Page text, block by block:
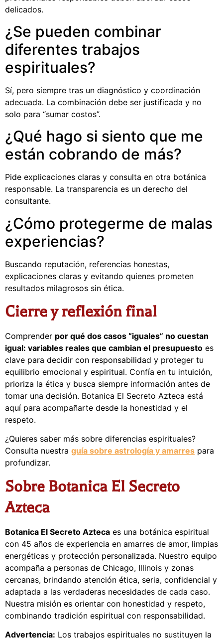
delicados.
¿Se pueden combinar
diferentes trabajos
espirituales?
Sí, pero siempre tras un diagnóstico y coordinación
adecuada. La combinación debe ser justificada y no
solo para “sumar costos”.
¿Qué hago si siento que me
están cobrando de más?
Pide explicaciones claras y consulta en otra botánica
responsable. La transparencia es un derecho del
consultante.
¿Cómo protegerme de malas
experiencias?
Buscando reputación, referencias honestas,
explicaciones claras y evitando quienes prometen
resultados milagrosos sin ética.
Cierre y reflexión final
Comprender por qué dos casos “iguales” no cuestan
igual: variables reales que cambian el presupuesto es
clave para decidir con responsabilidad y proteger tu
equilibrio emocional y espiritual. Confía en tu intuición,
prioriza la ética y busca siempre información antes de
tomar una decisión. Botanica El Secreto Azteca está
aquí para acompañarte desde la honestidad y el
respeto.
¿Quieres saber más sobre diferencias espirituales?
Consulta nuestra guía sobre astrología y amarres para
profundizar.
Sobre Botanica El Secreto
Azteca
Botanica El Secreto Azteca es una botánica espiritual
con 45 años de experiencia en amarres de amor, limpias
energéticas y protección personalizada. Nuestro equipo
acompaña a personas de Chicago, Illinois y zonas
cercanas, brindando atención ética, seria, confidencial y
adaptada a las verdaderas necesidades de cada caso.
Nuestra misión es orientar con honestidad y respeto,
combinando tradición espiritual con responsabilidad.
Advertencia: Los trabajos espirituales no sustituyen la